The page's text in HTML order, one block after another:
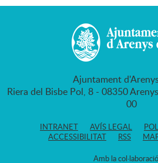
Ajuntament
Riera del Bisbe Pol, 8 - 08350
00
INTRANET AVÍS LEGAL
ACCESSIBILITAT
RSS
Amb la